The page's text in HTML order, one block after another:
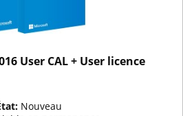
User CAL + User licence
Nouveau